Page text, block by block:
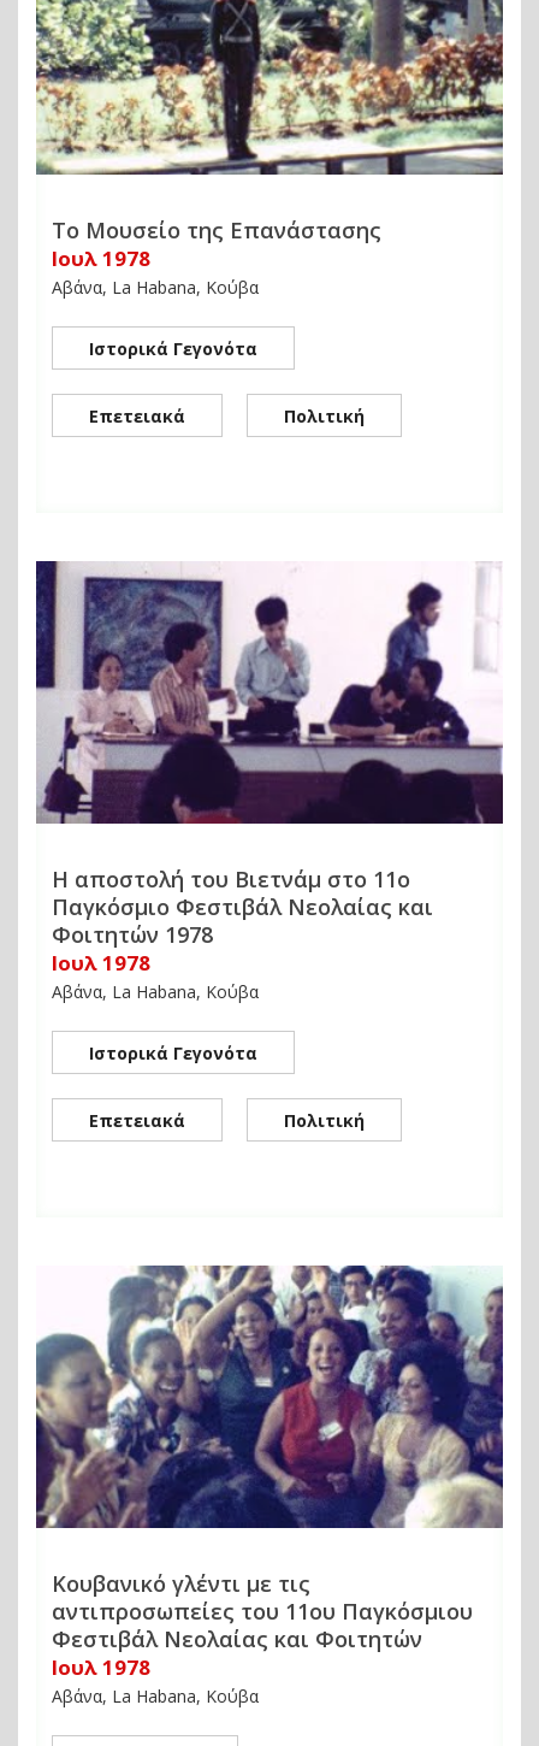
Το Μουσείο της Επανάστασης
Ιουλ 1978
Αβάνα, La Habana, Κούβα
Ιστορικά Γεγονότα
Επετειακά Πολιτική
Η αποστολή του Βιετνάμ στο 11ο
Παγκόσμιο Φεστιβάλ Νεολαίας και
Φοιτητών 1978
Ιουλ 1978
Αβάνα, La Habana, Κούβα
Ιστορικά Γεγονότα
Επετειακά Πολιτική
Κουβανικό γλέντι με τις
αντιπροσωπείες του 11ου Παγκόσμιου
Φεστιβάλ Νεολαίας και Φοιτητών
Ιουλ 1978
Αβάνα, La Habana, Κούβα